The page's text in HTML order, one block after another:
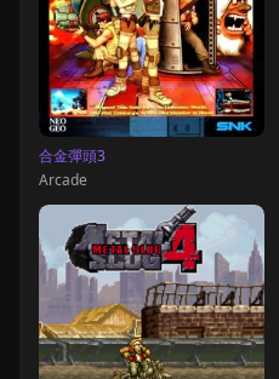
合金彈頭3
Arcade